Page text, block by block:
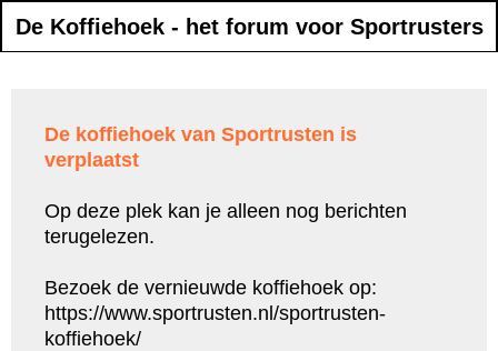
De Koffiehoek - het forum voor Sportrusters
De koffiehoek van Sportrusten is
verplaatst
Op deze plek kan je alleen nog berichten
terugelezen.
Bezoek de vernieuwde koffiehoek op:
https://www.sportrusten.nl/sportrusten-
koffiehoek/